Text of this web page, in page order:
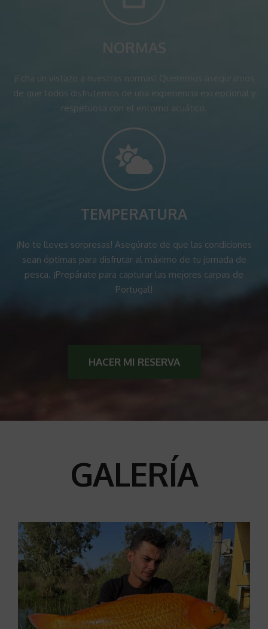
NORMAS
¡Echa un vistazo a nuestras normas! Queremos asegurarnos
de que todos disfrutemos de una experiencia excepcional y
respetuosa con el entorno acuático.
TEMPERATURA
¡No te lleves sorpresas! Asegúrate de que las condiciones
sean óptimas para disfrutar al máximo de tu jornada de
pesca. ¡Prepárate para capturar las mejores carpas de
Portugal!
HACER MI RESERVA
GALERÍA